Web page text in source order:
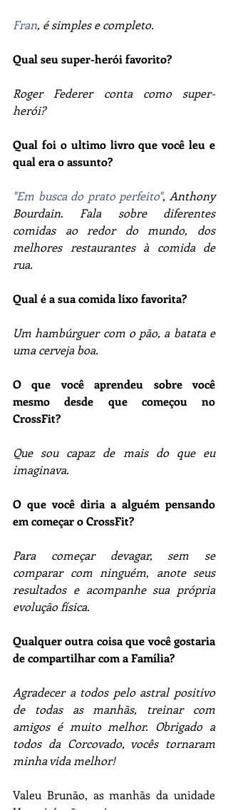
Fran, é simples e completo.
Qual seu super-herói favorito?
Roger Federer conta como super-
herói?
Qual foi o ultimo livro que você leu e
qual era o assunto?
"Em busca do prato perfeito", Anthony
Bourdain. Fala sobre diferentes
comidas ao redor do mundo, dos
melhores restaurantes à comida de
rua.
Qual é a sua comida lixo favorita?
Um hambúrguer com o pão, a batata e
uma cerveja boa.
O que você aprendeu sobre você
mesmo desde que começou no
CrossFit?
Que sou capaz de mais do que eu
imaginava.
O que você diria a alguém pensando
em começar o CrossFit?
Para começar devagar, sem se
comparar com ninguém, anote seus
resultados e acompanhe sua própria
evolução física.
Qualquer outra coisa que você gostaria
de compartilhar com a Família?
Agradecer a todos pelo astral positivo
de todas as manhãs, treinar com
amigos é muito melhor. Obrigado a
todos da Corcovado, vocês tornaram
minha vida melhor!
Valeu Brunão, as manhãs da unidade